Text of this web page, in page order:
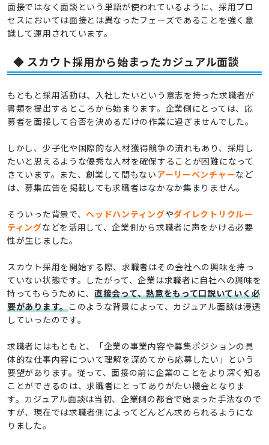
面接ではなく面談という単語が使われているように、採用プロ
セスにおいては面接とは異なったフェーズであることを強く意
識して運用されています。
◆ スカウト採用から始まったカジュアル面談
もともと採用活動は、入社したいという意志を持った求職者が
書類を提出するところから始まります。企業側にとっては、応
募者を面接して合否を決めるだけの作業に過ぎませんでした。
しかし、少子化や国際的な人材獲得競争の流れもあり、採用し
たいと思えるような優秀な人材を確保することが困難になって
きています。また、創業して間もないアーリーベンチャーなど
は、募集広告を掲載しても求職者はなかなか集まりません。
そういった背景で、ヘッドハンティングやダイレクトリクルー
ティングなどを活用して、企業側から求職者に声をかける必要
性が生じました。
スカウト採用を開始する際、求職者はその会社への興味を持っ
ていない状態です。したがって、企業は求職者に自社への興味を
持ってもらうために、 直接会って、熱意をもって口説いていく必
要があります。このような背景によって、カジュアル面談は浸透
していったのです。
求職者にはもともと、「企業の事業内容や募集ポジションの具
体的な仕事内容について理解を深めてから応募したい」という
要望があります。従って、面接の前に企業のことをより深く知る
ことができるのは、求職者にとってありがたい機会となりま
す。カジュアル面談は当初、企業側の都合で始まった手法なので
すが、現在では求職者側によってどんどん求められるようにな
りました。